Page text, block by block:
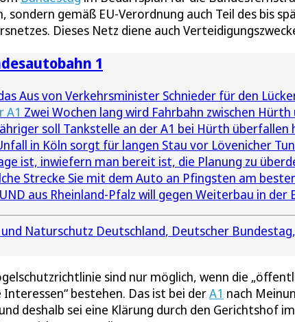
sondern gemäß EU-Verordnung auch Teil des bis
Dieses Netz diene auch
1
Aus von Verkehrsminister Schnieder für den
A1 Zwei Wochen lang wird Fahrbahn zwischen
soll Tankstelle an der A1 bei Hürth überfallen
in Köln sorgt für langen Stau vor Lövenicher
ist, inwiefern man bereit ist, die Planung zu
Strecke Sie mit dem Auto an Pfingsten am
aus Rheinland-Pfalz will gegen Weiterbau in der
Naturschutz Deutschland Deutscher Bundestag
sind nur möglich, wenn die
bestehen. Das ist bei derA1 nach
deshalb sei eine Klärung durch den Gerichtshof